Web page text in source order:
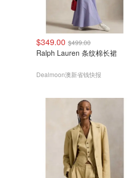
$349.00 $499.00
Ralph Lauren 条纹棉长裙
Dealmoon澳新省钱快报